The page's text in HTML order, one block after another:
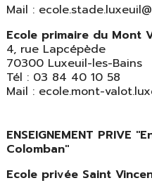
Mail :
Ecole primaire du Mont
4, rue Lapcépède
70300 Luxeuil-les-Bains
Tél : 03 84 40 10 58
Mail : ecole.mont-
ENSEIGNEMENT PRIVE
Colomban"
Ecole privée Saint